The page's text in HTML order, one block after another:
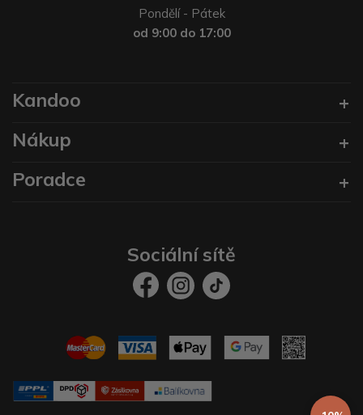
Pondělí - Pátek
od 9:00 do 17:00
Kandoo
Nákup
Poradce
Sociální sítě